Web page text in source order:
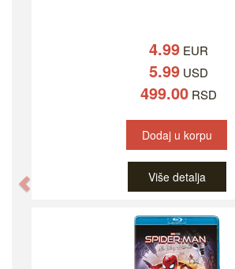
4.99 EUR
5.99 USD
499.00 RSD
Dodaj u korpu
Više detalja